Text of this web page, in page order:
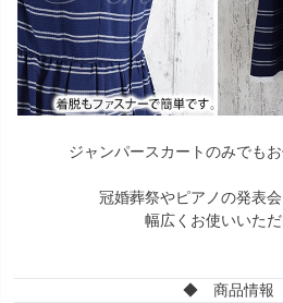
ジャンパースカートのみでもお
冠婚葬祭やピアノの発表
幅広くお使いいただ
◆ 商品情